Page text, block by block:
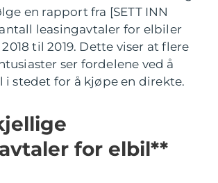
en rapport fra [SETT INN
leasingavtaler for elbiler
til 2019. Dette viser at flere
ser fordelene ved å
i stedet for å kjøpe en direkte.
for elbil**